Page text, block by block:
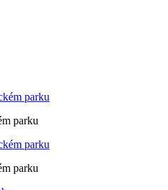
parku
parku